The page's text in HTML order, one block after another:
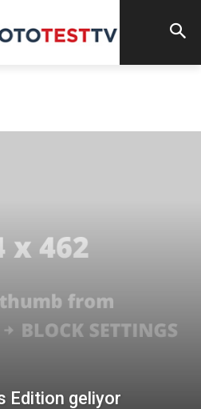
Edition geliyor